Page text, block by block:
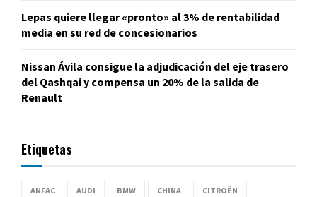
Lepas quiere llegar «pronto» al 3% de rentabilidad
media en su red de concesionarios
Nissan Ávila consigue la adjudicación del eje trasero
del Qashqai y compensa un 20% de la salida de
Renault
Etiquetas
ANFAC AUDI BMW CHINA CITROËN